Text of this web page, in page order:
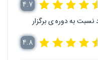
4.7
به دوره ی برگزار
4.8